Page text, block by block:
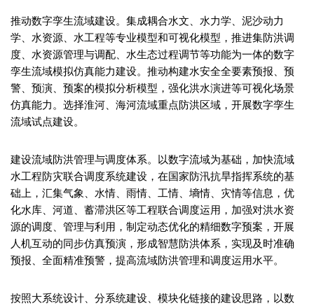
推动数字孪生流域建设。集成耦合水文、水力学、泥沙动力
学、水资源、水工程等专业模型和可视化模型，推进集防洪调
度、水资源管理与调配、水生态过程调节等功能为一体的数字
孪生流域模拟仿真能力建设。推动构建水安全全要素预报、预
警、预演、预案的模拟分析模型，强化洪水演进等可视化场景
仿真能力。选择淮河、海河流域重点防洪区域，开展数字孪生
流域试点建设。
建设流域防洪管理与调度体系。以数字流域为基础，加快流域
水工程防灾联合调度系统建设，在国家防汛抗旱指挥系统的基
础上，汇集气象、水情、雨情、工情、墒情、灾情等信息，优
化水库、河道、蓄滞洪区等工程联合调度运用，加强对洪水资
源的调度、管理与利用，制定动态优化的精细数字预案，开展
人机互动的同步仿真预演，形成智慧防洪体系，实现及时准确
预报、全面精准预警，提高流域防洪管理和调度运用水平。
按照大系统设计、分系统建设、模块化链接的建设思路，以数